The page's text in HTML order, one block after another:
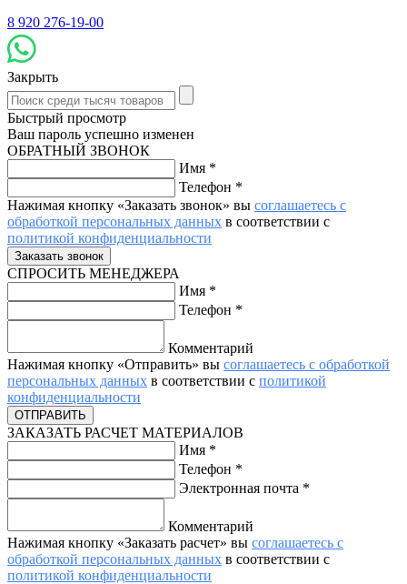
8 920 276-19-00
Закрыть
Быстрый просмотр
Ваш пароль успешно изменен
ОБРАТНЫЙ ЗВОНОК
Имя *
Телефон *
Нажимая кнопку «Заказать звонок» вы соглашаетесь с
обработкой персональных данных в соответствии с
политикой конфиденциальности
СПРОСИТЬ МЕНЕДЖЕРА
Имя *
Телефон *
Комментарий
Нажимая кнопку «Отправить» вы соглашаетесь с обработкой
персональных данных в соответствии с политикой
конфиденциальности
ЗАКАЗАТЬ РАСЧЕТ МАТЕРИАЛОВ
Имя *
Телефон *
Электронная почта *
Комментарий
Нажимая кнопку «Заказать расчет» вы соглашаетесь с
обработкой персональных данных в соответствии с
политикой конфиденциальности